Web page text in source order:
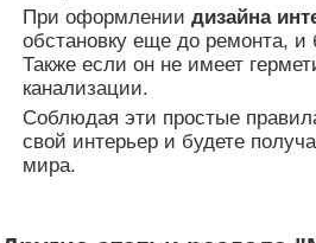
При оформлениидизайна
обстановку еще до ремонта, и
Также если он не имеет
канализации.
Соблюдая эти простые
свой интерьер и будете
мира.